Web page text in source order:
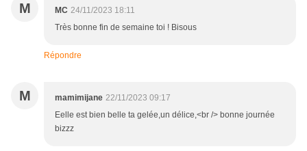
M MC 24/11/2023 18:11
Très bonne fin de semaine toi ! Bisous
Répondre
M mamimijane 22/11/2023 09:17
Eelle est bien belle ta gelée,un délice,<br /> bonne journée
bizzz